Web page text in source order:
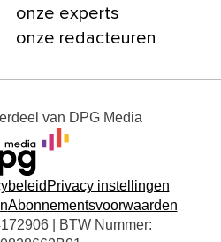
onze experts
onze redacteuren
van DPG Media
Privacy instellingen
Abonnementsvoorwaarden
| BTW Nummer: